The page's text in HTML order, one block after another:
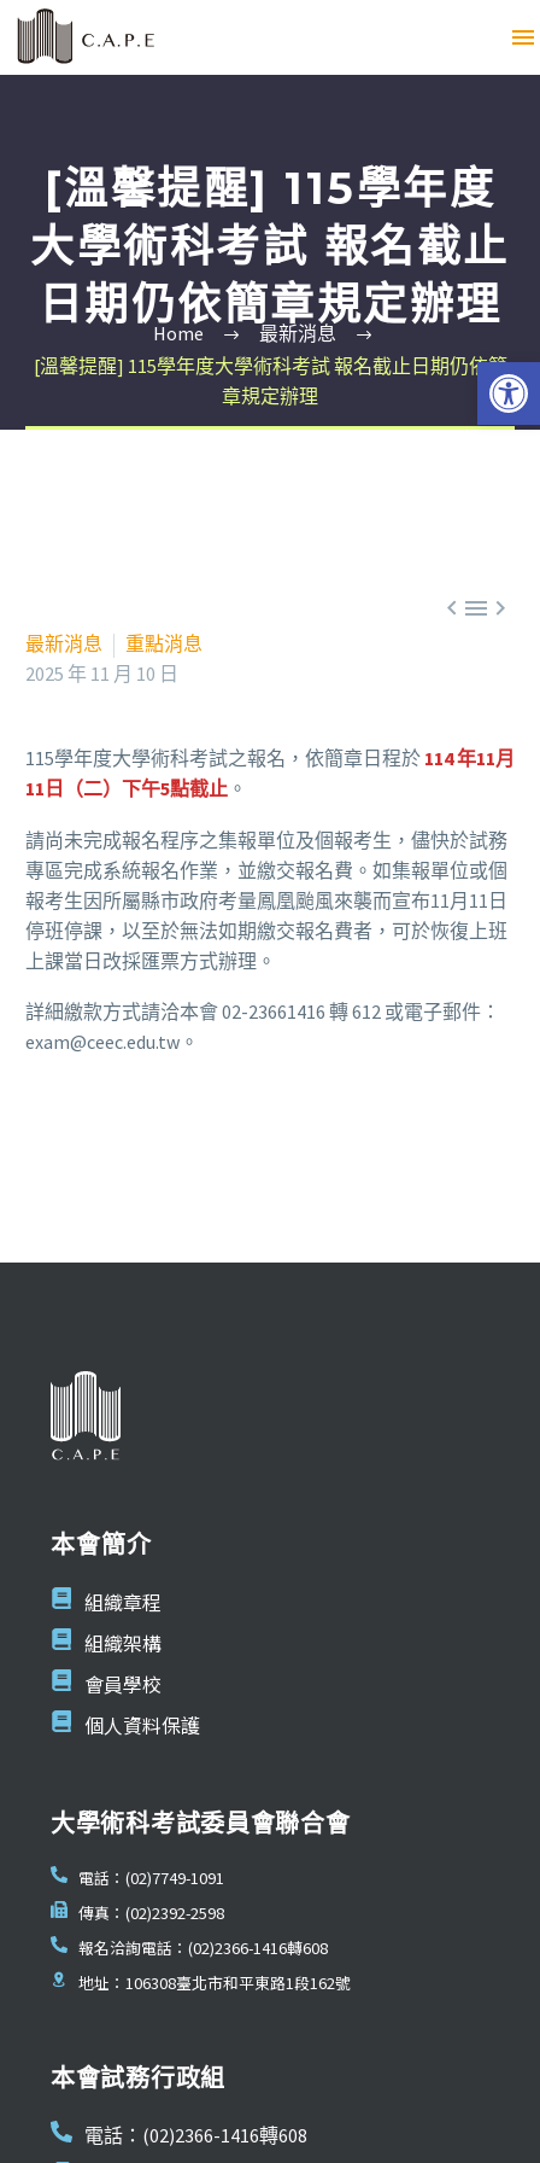
[溫馨提醒] 115學年度
大學術科考試 報名截止
日期仍依簡章規定辦理
Home
最新消息
[溫馨提醒] 115學年度大學術科考試 報名截止日期仍依簡
章規定辦理

最新消息
重點消息
2025 年 11 月 10 日
115學年度大學術科考試之報名，依簡章日程於 114 年11月
11日（二）下午5點截止 。
請尚未完成報名程序之集報單位及個報考生，儘快於試務
專區完成系統報名作業，並繳交報名費。如集報單位或個
報考生因所屬縣市政府考量鳳凰颱風來襲而宣布11月11日
停班停課，以至於無法如期繳交報名費者，可於恢復上班
上課當日改採匯票方式辦理。
詳細繳款方式請洽本會 02-23661416 轉 612 或電子郵件：
exam@ceec.edu.tw。
本會簡介
組織章程
組織架構
會員學校
個人資料保護
大學術科考試委員會聯合會
電話：(02)7749-1091
傳真：(02)2392-2598
報名洽詢電話：(02)2366-1416轉608
地址：106308臺北市和平東路1段162號
本會試務行政組
電話：(02)2366-1416轉608